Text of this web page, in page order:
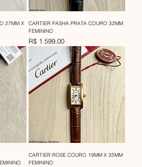
27MM X
CARTIER PASHA PRATA COURO 32MM
FEMININO
Preço
R$ 1.599,00
CARTIER ROSE COURO 19MM X 35MM
FEMININO